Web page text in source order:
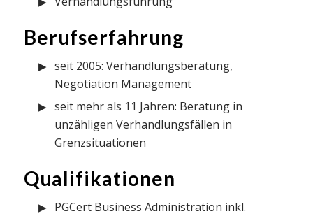
Berufserfahrung
seit 2005: Verhandlungsberatung,
Negotiation Management
seit mehr als 11 Jahren: Beratung in
unzähligen Verhandlungsfällen in
Grenzsituationen
Qualifikationen
PGCert Business Administration inkl.